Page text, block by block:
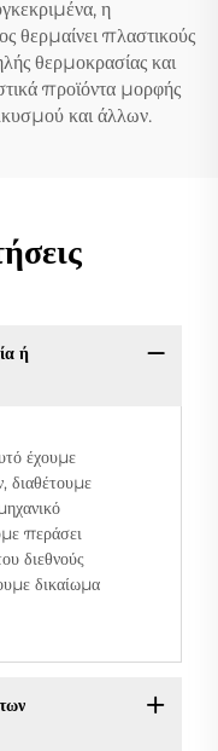
η
θερμαίνει πλαστικούς
θερμοκρασίας και
προϊόντα μορφής
και άλλων.
ή
έχουμε
διαθέτουμε
περάσει
διεθνούς
δικαίωμα